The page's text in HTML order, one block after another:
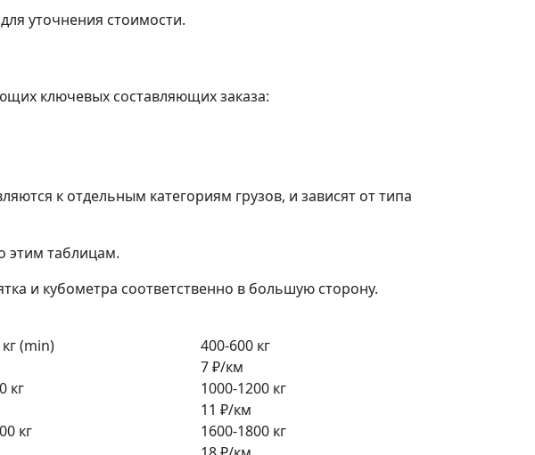
уточнения стоимости.
ключевых составляющих заказа:
к отдельным категориям грузов, и зависят от типа
этим таблицам.
и кубометра соответственно в большую сторону.
(min)
400-600 кг
7 ₽/км
кг
1000-1200 кг
11 ₽/км
кг
1600-1800 кг